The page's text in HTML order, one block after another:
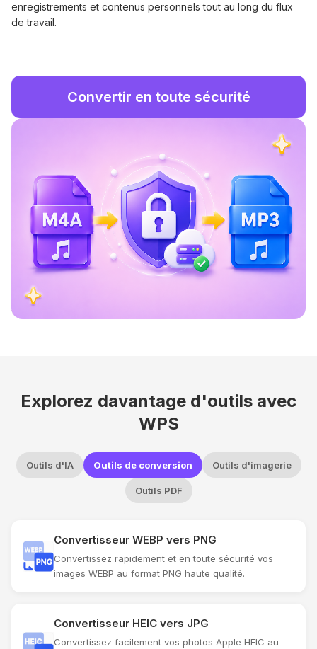
enregistrements et contenus personnels tout au long du flux
de travail.
Convertir en toute sécurité
Explorez davantage d'outils avec
WPS
Outils d'IA Outils de conversion Outils d'imagerie
Outils PDF
Convertisseur WEBP vers PNG
Convertissez rapidement et en toute sécurité vos
images WEBP au format PNG haute qualité.
Convertisseur HEIC vers JPG
Convertissez facilement vos photos Apple HEIC au